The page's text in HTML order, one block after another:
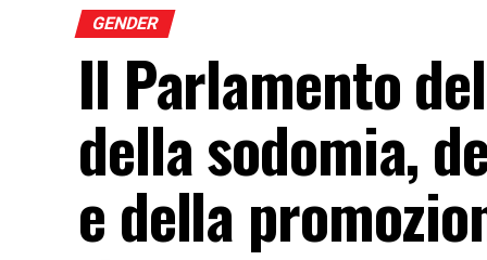
GENDER
Il Parlamento
della sodomia,
e della